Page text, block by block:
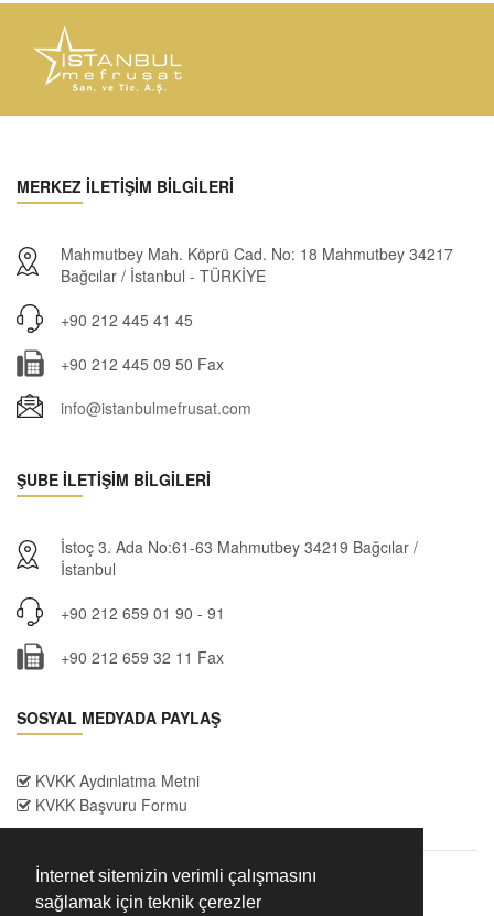
İnternet sitemizin verimli çalışmasını
sağlamak için teknik çerezler
MERKEZ İLETİŞİM BİLGİLERİ
Mahmutbey Mah. Köprü Cad. No: 18 Mahmutbey 34217
Bağcılar / İstanbul - TÜRKİYE
+90 212 445 41 45
+90 212 445 09 50 Fax
info@istanbulmefrusat.com
ŞUBE İLETİŞİM BİLGİLERİ
İstoç 3. Ada No:61-63 Mahmutbey 34219 Bağcılar /
İstanbul
+90 212 659 01 90 - 91
+90 212 659 32 11 Fax
SOSYAL MEDYADA PAYLAŞ
KVKK Aydınlatma Metni
KVKK Başvuru Formu